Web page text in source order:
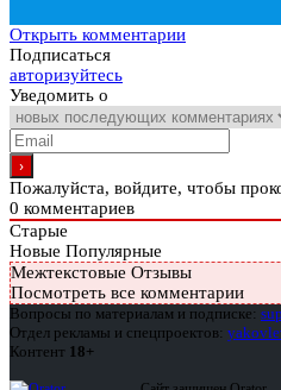
Открыть комментарии
Подписаться
авторизуйтесь
Уведомить о
Пожалуйста, войдите, чтобы
0 комментариев
Старые
Новые Популярные
Межтекстовые Отзывы
Посмотреть все комментарии
Вопросы по материалам и подписке:
Отдел рекламы и спецпроектов:
Контент 18+